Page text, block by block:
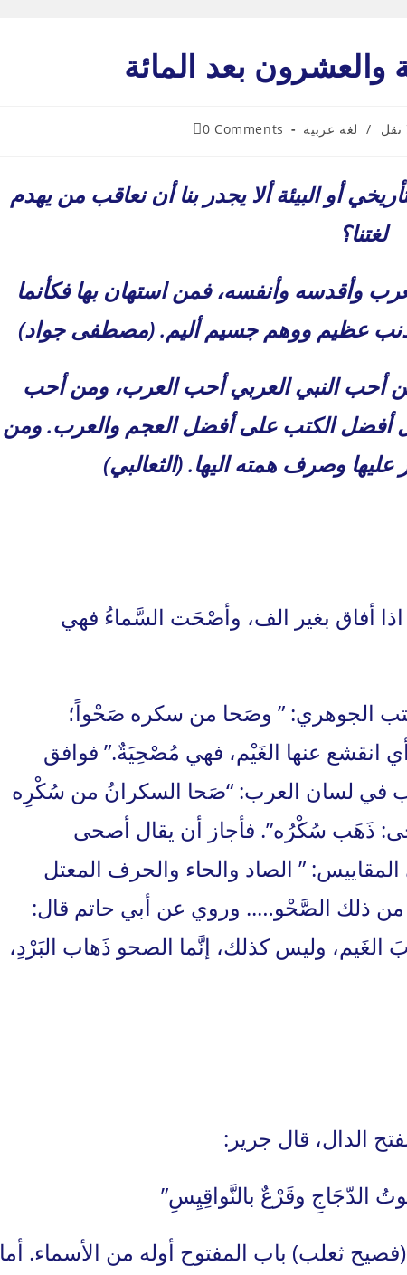
والعشرون بعد المائة
تقل / لغة عربية
Post
0 Comments
أو البيئة ألا يجدر بنا أن نعاقب من يهدم
لغتنا؟
وأقدسه وأنفسه، فمن استهان بها فكأنما
ذنب عظيم ووهم جسيم أليم. (مصطفى جواد)
أحب النبي العربي أحب العرب، ومن أحب
أفضل الكتب على أفضل العجم والعرب. ومن
عليها وصرف همته اليها. (الثعالبي)
أفاق بغير الف، وأصْحَت السَّماءُ فهي
الجوهري: ” وصَحا من سكره صَحْواً؛
عنها الغَيْم، فهي مُصْحِيَةٌ.” فوافق
في لسان العرب: “صَحا السكرانُ من سُكْرِه
ذَهَب سُكْرُه”. فأجاز أن يقال أصحى
” الصاد والحاء والحرف المعتل
ذلك الصَّحْو….. وروي عن أبي حاتم قال:
الغَيم، وليس كذلك، إنَّما الصحو ذَهاب البَرْدِ،
الدال، قال جرير:
وقَرْعٌ بالنَّواقِيِسِ”
ثعلب) باب المفتوح أوله من الأسماء. أما